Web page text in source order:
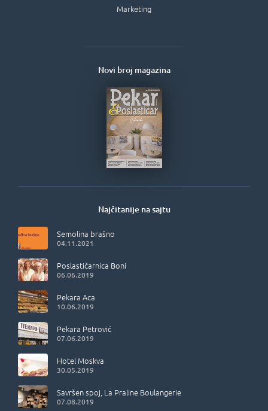
Marketing
Najčitanije na sajtu
Semolina brašno
04.11.2021
Poslastičarnica Boni
06.06.2019
Pekara Aca
10.06.2019
Pekara Petrović
07.06.2019
Hotel Moskva
30.05.2019
Savršen spoj, La Praline Boulangerie
07.08.2019
Novi broj magazina